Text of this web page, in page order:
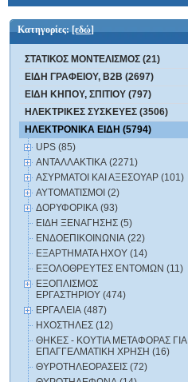
Κατηγορίες:[εδώ]
ΣΤΑΤΙΚΟΣ ΜΟΝΤΕΛΙΣΜΟΣ (21)
ΕΙΔΗ ΓΡΑΦΕΙΟΥ, B2B (2697)
ΕΙΔΗ ΚΗΠΟΥ, ΣΠΙΤΙΟΥ (797)
ΗΛΕΚΤΡΙΚΕΣ ΣΥΣΚΕΥΕΣ (3506)
ΗΛΕΚΤΡΟΝΙΚΑ ΕΙΔΗ (5794)
UPS (85)
ΑΝΤΑΛΛΑΚΤΙΚΑ (2271)
ΑΣΥΡΜΑΤΟΙ ΚΑΙ ΑΞΕΣΟΥΑΡ (101)
ΑΥΤΟΜΑΤΙΣΜΟΙ (2)
ΔΟΡΥΦΟΡΙΚΑ (93)
ΕΙΔΗ ΞΕΝΑΓΗΣΗΣ (5)
ΕΝΔΟΕΠΙΚΟΙΝΩΝΙΑ (22)
ΕΞΑΡΤΗΜΑΤΑ HXOY (14)
ΕΞΟΛΟΘΡΕΥΤΕΣ ΕΝΤΟΜΩΝ (11)
ΕΞΟΠΛΙΣΜΟΣ
ΕΡΓΑΣΤΗΡΙΟΥ (474)
ΕΡΓΑΛΕΙΑ (487)
ΗΧΟΣΤΗΛΕΣ (12)
ΘΗΚΕΣ - ΚΟΥΤΙΑ ΜΕΤΑΦΟΡΑΣ ΓΙΑ
ΕΠΑΓΓΕΛΜΑΤΙΚΗ ΧΡΗΣΗ (16)
ΘΥΡΟΤΗΛΕΟΡΑΣΕΙΣ (72)